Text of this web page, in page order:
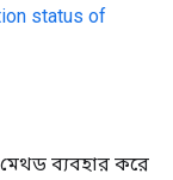
status of
মেথড ব্যবহার করে